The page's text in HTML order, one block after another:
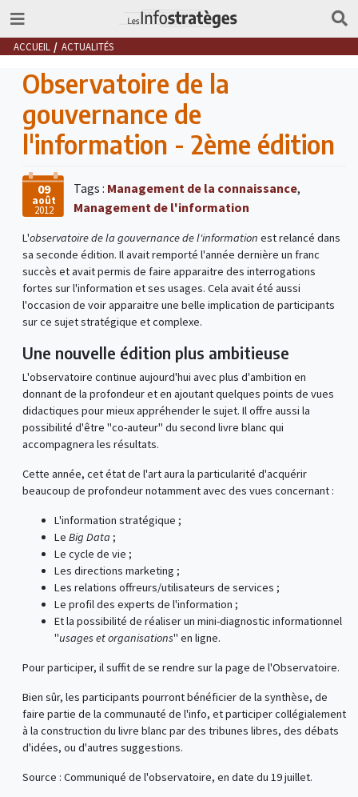
ACCUEIL ACTUALITÉS
Observatoire de la
gouvernance de
l'information - 2ème édition
09
août
2012
Tags : Management de la connaissance,
Management de l'information
L'observatoire de la gouvernance de l'information est relancé dans
sa seconde édition. Il avait remporté l'année dernière un franc
succès et avait permis de faire apparaitre des interrogations
fortes sur l'information et ses usages. Cela avait été aussi
l'occasion de voir apparaitre une belle implication de participants
sur ce sujet stratégique et complexe.
Une nouvelle édition plus ambitieuse
L'observatoire continue aujourd'hui avec plus d'ambition en
donnant de la profondeur et en ajoutant quelques points de vues
didactiques pour mieux appréhender le sujet. Il offre aussi la
possibilité d'être "co-auteur" du second livre blanc qui
accompagnera les résultats.
Cette année, cet état de l'art aura la particularité d'acquérir
beaucoup de profondeur notamment avec des vues concernant :
L'information stratégique ;
Le Big Data;
Le cycle de vie ;
Les directions marketing ;
Les relations offreurs/utilisateurs de services ;
Le profil des experts de l'information ;
Et la possibilité de réaliser un mini-diagnostic informationnel
"usages et organisations" en ligne.
Pour participer, il suffit de se rendre sur la page de l'Observatoire.
Bien sûr, les participants pourront bénéficier de la synthèse, de
faire partie de la communauté de l'info, et participer collégialement
à la construction du livre blanc par des tribunes libres, des débats
d'idées, ou d'autres suggestions.
Source : Communiqué de l'observatoire, en date du 19 juillet.